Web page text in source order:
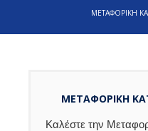
ΜΕΤΑΦΟΡΙΚΗ
ΜΕΤΑΦΟΡΙΚΗ
Καλέστε την